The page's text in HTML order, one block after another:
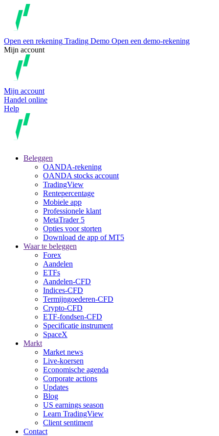
Open een rekening Trading Demo Open een demo-rekening
Mijn account
Mijn account
Handel online
Help
Beleggen
OANDA-rekening
OANDA stocks account
TradingView
Rentepercentage
Mobiele app
Professionele klant
MetaTrader 5
Opties voor storten
Download de app of MT5
Waar te beleggen
Forex
Aandelen
ETFs
Aandelen-CFD
Indices-CFD
Termijngoederen-CFD
Crypto-CFD
ETF-fondsen-CFD
Specificatie instrument
SpaceX
Markt
Market news
Live-koersen
Economische agenda
Corporate actions
Updates
Blog
US earnings season
Learn TradingView
Client sentiment
Contact